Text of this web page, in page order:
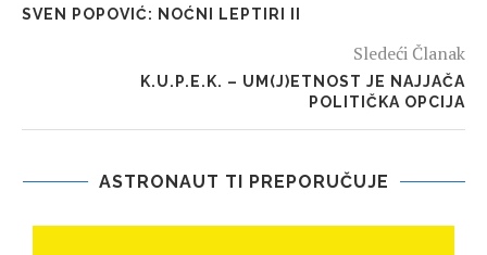
SVEN POPOVIĆ: NOĆNI LEPTIRI II
Sledeći Članak
K.U.P.E.K. – UM(J)ETNOST JE NAJJAČA
POLITIČKA OPCIJA
ASTRONAUT TI PREPORUČUJE